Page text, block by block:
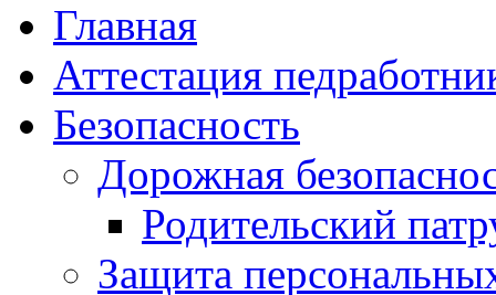
Главная
Аттестация
Безопасность
Дорожная
Родительский
Защита